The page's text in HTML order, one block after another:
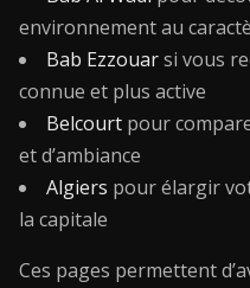
environnement au
Bab Ezzouarsi vous
connue et plus active
Belcourt pour
et d’ambiance
Algiers pour élargir
la capitale
Ces pages permettent